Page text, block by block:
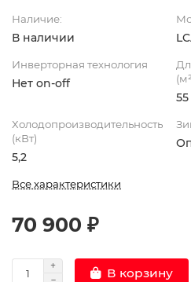
Наличие:
В наличии
Инверторная технология
Нет on-off
55
Холодопроизводительность
(кВт)
5,2
Все характеристики
70 900 ₽
В корзину